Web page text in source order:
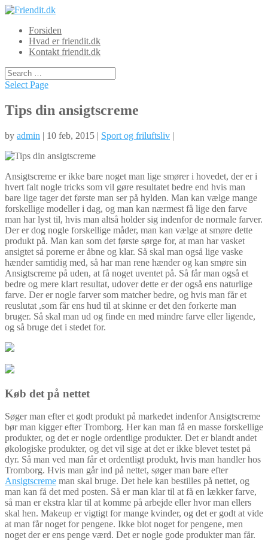
Forsiden
Hvad er friendit.dk
Kontakt friendit.dk
Select Page
Tips din ansigtscreme
by admin | 10 feb, 2015 | Sport og friluftsliv |
Ansigtscreme er ikke bare noget man lige smører i hovedet, der er i
hvert falt nogle tricks som vil gøre resultatet bedre end hvis man
bare lige tager det første man ser på hylden. Man kan vælge mange
forskellige modeller i dag, og man kan nærmest få lige den farve
man har lyst til, hvis man altså holder sig indenfor de normale farver.
Der er dog nogle forskellige måder, man kan vælge at smøre dette
produkt på. Man kan som det første sørge for, at man har vasket
ansigtet så porerne er åbne og klar. Så skal man også lige vaske
hænder samtidig med, så har man rene hænder og kan smøre sin
Ansigtscreme på uden, at få noget uventet på. Så får man også et
bedre og mere klart resultat, udover dette er der også ens naturlige
farve. Der er nogle farver som matcher bedre, og hvis man får et
reuslutat ,som får ens hud til at skinne er det den forkerte man
bruger. Så skal man ud og finde en med mindre farve eller ligende,
og så bruge det i stedet for.
Køb det på nettet
Søger man efter et godt produkt på markedet indenfor Ansigtscreme
bør man kigger efter Tromborg. Her kan man få en masse forskellige
produkter, og det er nogle ordentlige produkter. Det er blandt andet
økologiske produkter, og det vil sige at det er ikke blevet testet på
dyr. Så man ved man får et ordentligt produkt, hvis man handler hos
Tromborg. Hvis man går ind på nettet, søger man bare efter
Ansigtscreme man skal bruge. Det hele kan bestilles på nettet, og
man kan få det med posten. Så er man klar til at få en lækker farve,
så man er ekstra klar til at komme på arbejde eller hvor man ellers
skal hen. Makeup er vigtigt for mange kvinder, og det er godt at vide
at man får noget for pengene. Ikke blot noget for pengene, men
noget der er ens penge værd. Det er nogle gode produkter man får.